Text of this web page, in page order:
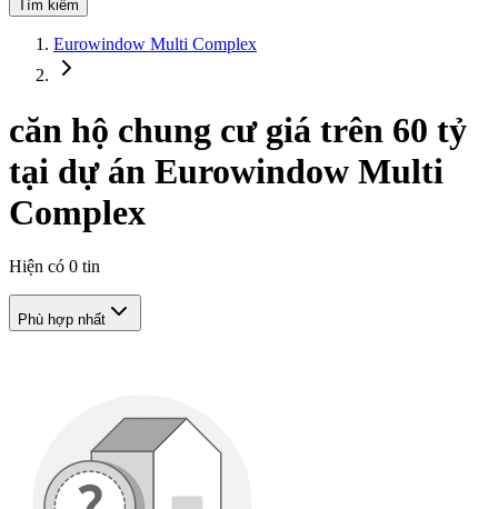
Tìm kiếm
Eurowindow Multi Complex
căn hộ chung cư giá trên 60 tỷ
tại dự án Eurowindow Multi
Complex
Hiện có 0 tin
Phù hợp nhất